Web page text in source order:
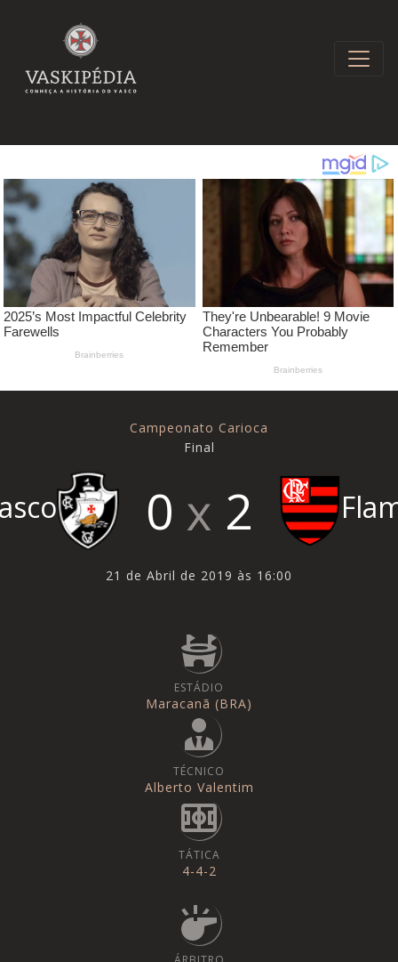
Campeonato Carioca
Final
0 2
21 de Abril de 2019 às 16:00
ESTÁDIO
Maracanã (BRA)
TÉCNICO
Alberto Valentim
TÁTICA
4-4-2